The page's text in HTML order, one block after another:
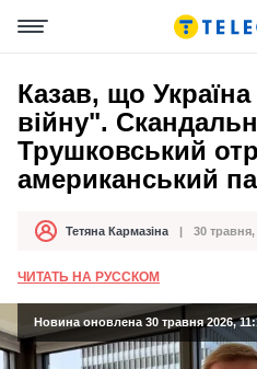
Казав, що
війну".
Трушковський
американський
АвторТетяна Кармазіна
Дата публікації 30 травня,
ЧИТАТЬ НА РУССКОМ
Новина оновлена 30 травня 2026,